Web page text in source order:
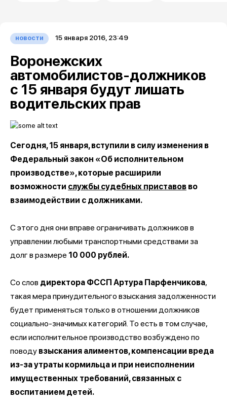
новости 15 января 2016, 23:49
Воронежских
автомобилистов-должников
с 15 января будут лишать
водительских прав
Сегодня, 15 января, вступили в силу изменения в
Федеральный закон «Об исполнительном
производстве», которые расширили
возможности службы судебных приставов во
взаимодействии с должниками.
С этого дня они вправе ограничивать должников в
управлении любыми транспортными средствами за
долг в размере 10 000 рублей.
Со слов директора ФССП Артура Парфенчикова,
такая мера принудительного взыскания задолженности
будет применяться только в отношении должников
социально-значимых категорий. То есть в том случае,
если исполнительное производство возбуждено по
поводу взыскания алиментов, компенсации вреда
из-за утраты кормильца и при неисполнении
имущественных требований, связанных с
воспитанием детей.